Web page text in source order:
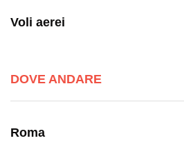
Voli aerei
DOVE ANDARE
Roma